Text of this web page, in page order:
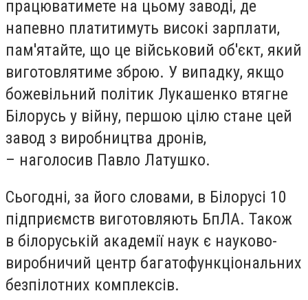
працюватимете на цьому заводі, де
напевно платитимуть високі зарплати,
пам'ятайте, що це військовий об'єкт, який
виготовлятиме зброю. У випадку, якщо
божевільний політик Лукашенко втягне
Білорусь у війну, першою цілю стане цей
завод з виробництва дронів,
– наголосив Павло Латушко.
Сьогодні, за його словами, в Білорусі 10
підприємств виготовляють БпЛА. Також
в білоруській академії наук є науково-
виробничий центр багатофункціональних
безпілотних комплексів.